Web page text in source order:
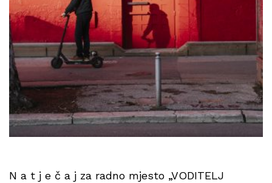
N a t j e č a j za radno mjesto „VODITELJ